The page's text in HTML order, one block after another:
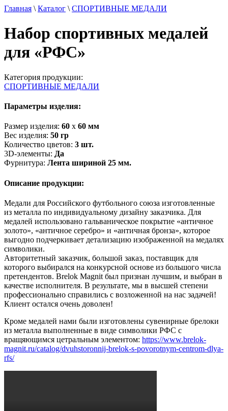
Главная \ Каталог \ СПОРТИВНЫЕ МЕДАЛИ
Набор спортивных медалей
для «РФС»
Категория продукции:
СПОРТИВНЫЕ МЕДАЛИ
Параметры изделия:
Размер изделия: 60 х 60 мм
Вес изделия: 50 гр
Количество цветов: 3 шт.
3D-элементы: Да
Фурнитура: Лента шириной 25 мм.
Описание продукции:
Медали для Российского футбольного союза изготовленные
из металла по индивидуальному дизайну заказчика. Для
медалей использовано гальваническое покрытие «античное
золото», «античное серебро» и «античная бронза», которое
выгодно подчеркивает детализацию изображенной на медалях
символики.
Авторитетный заказчик, большой заказ, поставщик для
которого выбирался на конкурсной основе из большого числа
претендентов. Brelok Magnit был признан лучшим, и выбран в
качестве исполнителя. В результате, мы в высшей степени
профессионально справились с возложенной на нас задачей!
Клиент остался очень доволен!
Кроме медалей нами были изготовлены сувенирные брелоки
из металла выполненные в виде символики РФС с
вращяющимся цетральным элементом: https://www.brelok-
magnit.ru/catalog/dvuhstoronnij-brelok-s-povorotnym-centrom-dlya-
rfs/